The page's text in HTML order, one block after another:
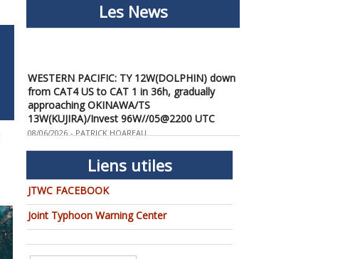
Les News
from CAT4 US to CAT 1 in 36h, gradually
approaching OKINAWA/TS
13W(KUJIRA)/Invest 96W//05@2200 UTC
08/06/2026 -PATRICK HOAREAU
temporarily back to CAT 4 US with the
unexpected inner core re-
consolidation/Invest 94W//04@1000 UTC
08/04/2026 -PATRICK HOAREAU
WESTERN PACIFIC: TY 12W(DOLPHIN) CAT 2
to IWO TO island within 12 hours/Invest
Liens utiles
JTWC FACEBOOK
Joint Typhoon Warning Center